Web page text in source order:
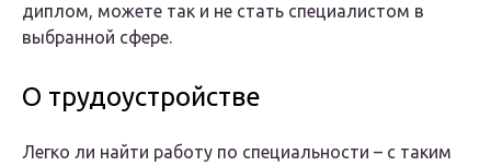
диплом, можете так и не стать специалистом в
выбранной сфере.
О трудоустройстве
Легко ли найти работу по специальности – с таким